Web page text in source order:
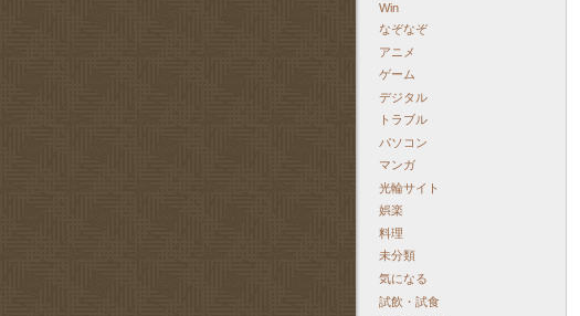
Win
なぞなぞ
アニメ
ゲーム
デジタル
トラブル
パソコン
マンガ
光輪サイト
娯楽
料理
未分類
気になる
試飲・試食